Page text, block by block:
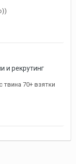
и рекрутинг
твина 70+ взятки